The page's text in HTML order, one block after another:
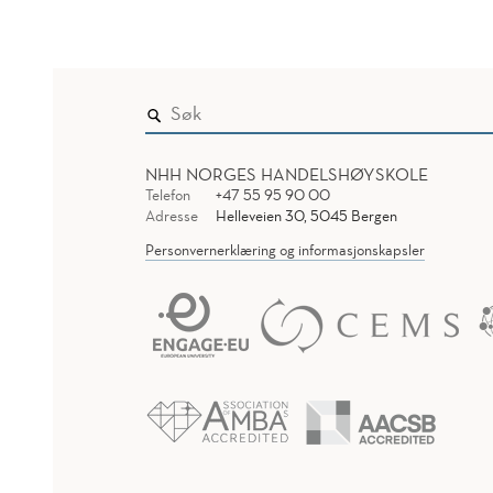
NHH NORGES HANDELSHØYSKOLE
Telefon
+47 55 95 90 00
Adresse
Helleveien 30, 5045 Bergen
Personvernerklæring og informasjonskapsler